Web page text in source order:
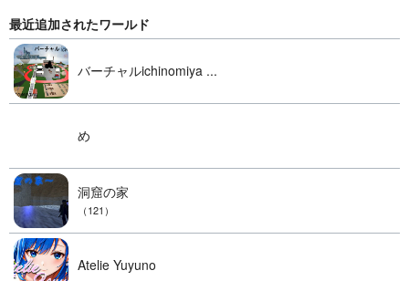
最近追加されたワールド
バーチャルichinomiya ...
め
洞窟の家
（121）
Atelie Yuyuno